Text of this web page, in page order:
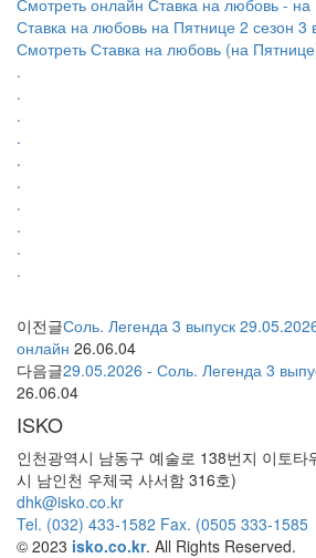
Ставка на любовь на Пятнице 2 сезон 3
Смотреть Ставка на любовь (на
.
.
.
.
.
.
.
.
.
.
이전글Соль. Легенда 3 выпуск
онлайн 26.06.04
다음글29.05.2026 - Соль. Легенда 3
26.06.04
ISKO
인천광역시 남동구 예술로 138번지 이토타
시 남인천 우체국 사서함 316호)
dhk@isko.co.kr
Tel. (032) 433-1582 Fax. (0505 333-1585
© 2023 isko.co.kr. All Rights Reserved.